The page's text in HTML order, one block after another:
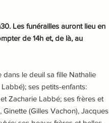
Les funérailles auront lieu en
de 14h et, de là, au
dans le deuil sa fille Nathalie
ses petits-enfants:
Zacharie Labbé; ses frères et
(Gilles Vachon), Jacques